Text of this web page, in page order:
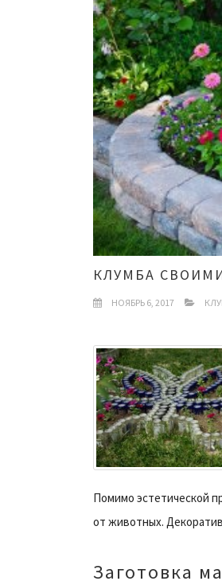
КЛУМБА
НОЯБРЬ 6, 2017
Помимо эстетической
от животных.
Заготовка